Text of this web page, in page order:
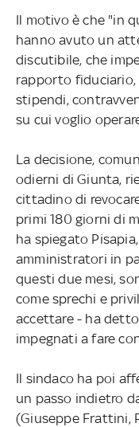
Il motivo è che "in
hanno avuto un
discutibile, che
rapporto fiduciario,
stipendi,
su cui voglio
La decisione,
odierni di Giunta,
cittadino di
primi 180 giorni di
ha spiegato
amministratori in
questi due mesi,
come sprechi e
accettare - ha
impegnati a fare
Il sindaco ha poi
un passo indietro
(Giuseppe Frattini,